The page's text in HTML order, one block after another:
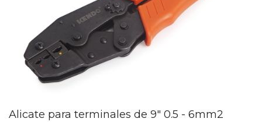
Alicate para terminales de 9" 0.5 - 6mm2